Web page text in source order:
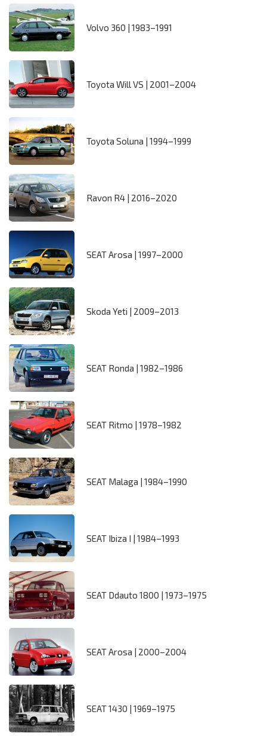
Volvo 360 | 1983–1991
Toyota Will VS | 2001–2004
Toyota Soluna | 1994–1999
Ravon R4 | 2016–2020
SEAT Arosa | 1997–2000
Skoda Yeti | 2009–2013
SEAT Ronda | 1982–1986
SEAT Ritmo | 1978–1982
SEAT Malaga | 1984–1990
SEAT Ibiza I | 1984–1993
SEAT Ddauto 1800 | 1973–1975
SEAT Arosa | 2000–2004
SEAT 1430 | 1969–1975